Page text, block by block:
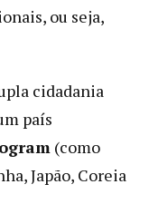
ou seja,
cidadania
país
(como
Japão, Coreia